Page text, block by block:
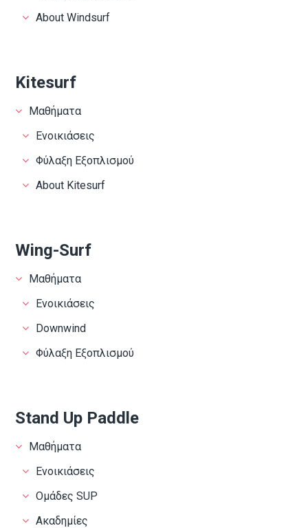
About Windsurf
Kitesurf
Μαθήματα
Ενοικιάσεις
Φύλαξη Εξοπλισμού
About Kitesurf
Wing-Surf
Μαθήματα
Ενοικιάσεις
Downwind
Φύλαξη Εξοπλισμού
Stand Up Paddle
Μαθήματα
Ενοικιάσεις
Ομάδες SUP
Ακαδημίες